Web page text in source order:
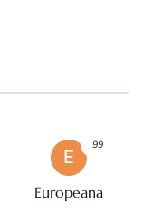
E
Europeana
99